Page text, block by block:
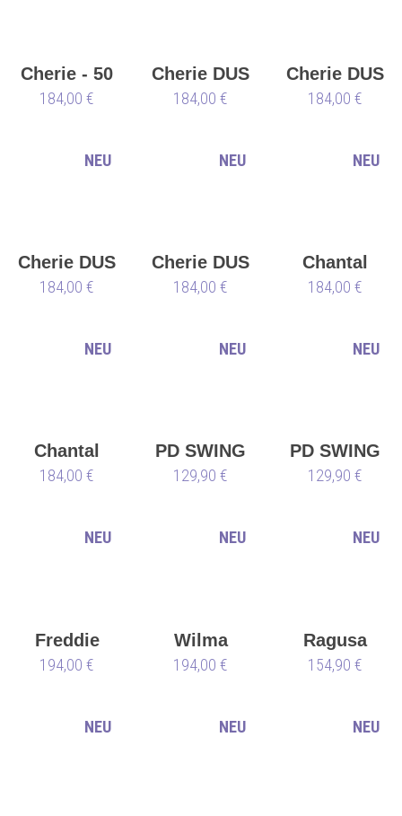
Cherie - 50
mm - EU
184,00 €
Cherie DUS
- 85 mm -
184,00 €
Cherie DUS
- 80 mm -
184,00 €
Cherie DUS
- 85 mm -
184,00 €
NEU
Cherie DUS
- 85 mm -
184,00 €
NEU
Chantal
DUS - 85
184,00 €
NEU
Chantal
DUS - 85
184,00 €
NEU
PD SWING
001 – ⭐
129,90 €
NEU
PD SWING
001 – ⭐
129,90 €
NEU
Freddie
194,00 €
NEU
Wilma
194,00 €
NEU
Ragusa
154,90 €
NEU
NEU NEU NEU